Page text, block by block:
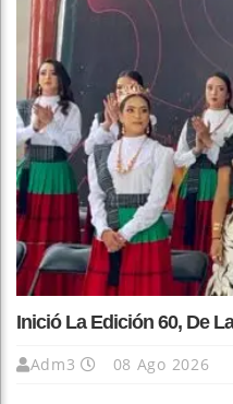
Inició La Edición 60, De
Adm3 08 Ago 2026